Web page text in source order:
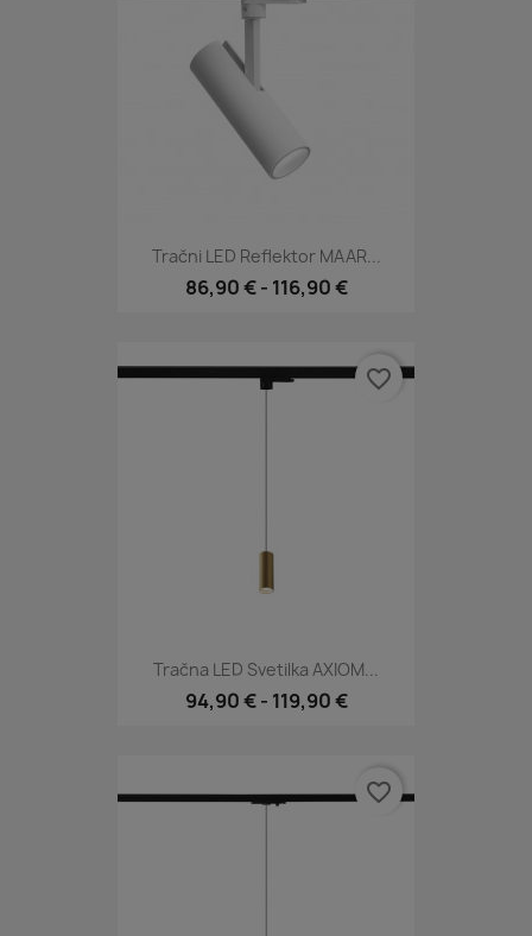
Tračni LED Reflektor MAAR...
86,90 € - 116,90 €
Tračna LED Svetilka AXIOM...
94,90 € - 119,90 €
favorite_border
favorite_border